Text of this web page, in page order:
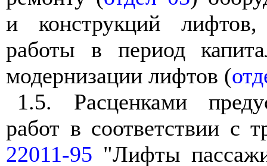
и конструкций
работы в период
модернизации лифтов (
1.5. Расценками
работ в соответствии с
22011-95 "Лифты